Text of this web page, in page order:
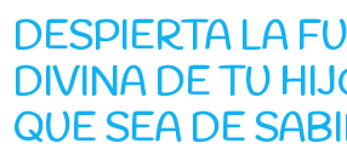
DESPIERTA LA
DIVINA DE TU
QUE SEA DE